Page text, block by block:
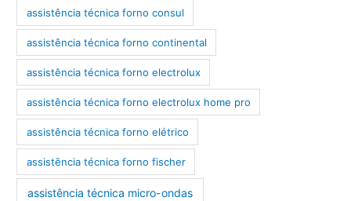
assistência técnica forno consul
assistência técnica forno continental
assistência técnica forno electrolux
assistência técnica forno electrolux home pro
assistência técnica forno elétrico
assistência técnica forno fischer
assistência técnica micro-ondas